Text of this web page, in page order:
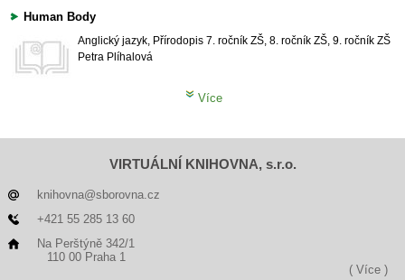
Human Body
Anglický jazyk, Přírodopis 7. ročník ZŠ, 8. ročník ZŠ, 9. ročník ZŠ
Petra Plíhalová
Více
VIRTUÁLNÍ KNIHOVNA, s.r.o.
knihovna@sborovna.cz
+421 55 285 13 60
Na Perštýně 342/1
110 00 Praha 1
( Více )